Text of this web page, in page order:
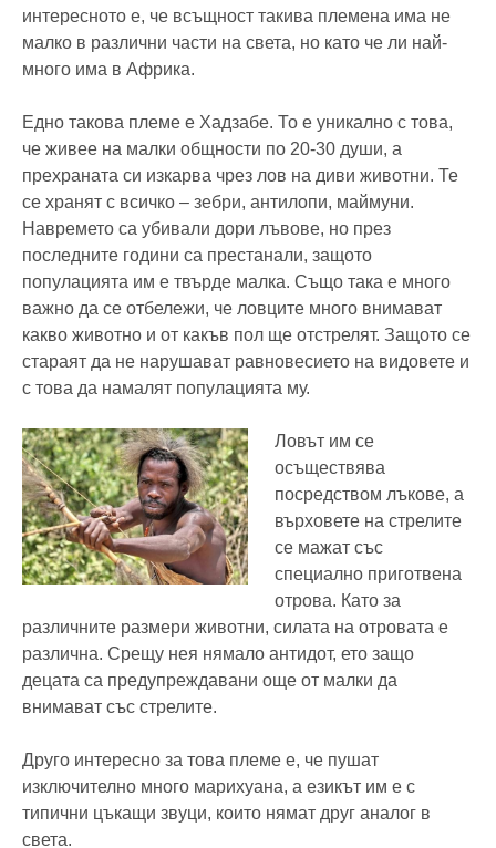
интересното е, че всъщност такива племена има не
малко в различни части на света, но като че ли най-
много има в Африка.
Едно такова племе е Хадзабе. То е уникално с това,
че живее на малки общности по 20-30 души, а
прехраната си изкарва чрез лов на диви животни. Те
се хранят с всичко – зебри, антилопи, маймуни.
Навремето са убивали дори лъвове, но през
последните години са престанали, защото
популацията им е твърде малка. Също така е много
важно да се отбележи, че ловците много внимават
какво животно и от какъв пол ще отстрелят. Защото се
стараят да не нарушават равновесието на видовете и
с това да намалят популацията му.
Ловът им се
осъществява
посредством лъкове, а
върховете на стрелите
се мажат със
специално приготвена
отрова. Като за
различните размери животни, силата на отровата е
различна. Срещу нея нямало антидот, ето защо
децата са предупреждавани още от малки да
внимават със стрелите.
Друго интересно за това племе е, че пушат
изключително много марихуана, а езикът им е с
типични цъкащи звуци, които нямат друг аналог в
света.